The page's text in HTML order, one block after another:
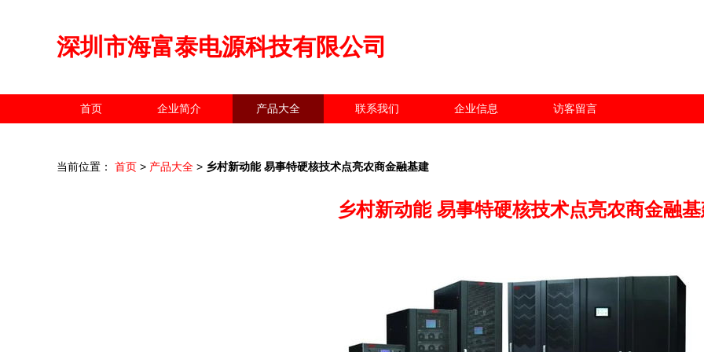
深圳市海富泰电源科技有限公司
首页 企业简介 产品大全 联系我们 企业信息 访客留言
当前位置： 首页 > 产品大全 > 乡村新动能 易事特硬核技术点亮农商金融基建
乡村新动能 易事特硬核技术点亮农商金融